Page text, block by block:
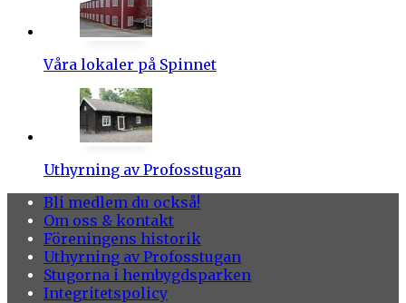
Våra lokaler på Spinnet
Uthyrning av Profosstugan
Bli medlem du också!
Om oss & kontakt
Föreningens historik
Uthyrning av Profosstugan
Stugorna i hembygdsparken
Integritetspolicy